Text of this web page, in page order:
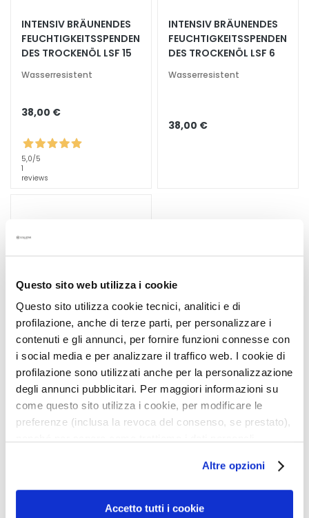
Questo sito web utilizza i cookie
Questo sito utilizza cookie tecnici, analitici e di
profilazione, anche di terze parti, per personalizzare i
contenuti e gli annunci, per fornire funzioni connesse con
i social media e per analizzare il traffico web. I cookie di
profilazione sono utilizzati anche per la personalizzazione
degli annunci pubblicitari. Per maggiori informazioni su
come questo sito utilizza i cookie, per modificare le
preferenze (inclusa la revoca del consenso, se prestato),
l’informativa cookie completa e l’informativa privacy
disponibiliqui. Le ricordiamo che, qualora clicchi su
“Utilizza solo i cookie necessari”, non sarà installato
Altre opzioni
Accetto tutti i cookie
z
i
a
l
e
a
n
d
l
g
G
e
s
i
c
h
t
s
r
INTENSIV BRÄUNENDES
FEUCHTIGKEITSSPENDEN
DES TROCKENÖL LSF 15
Wasserresistent
38,00 €
5,0/5
1
reviews
INTENSIV BRÄUNENDES
FEUCHTIGKEITSSPENDEN
DES TROCKENÖL LSF 6
Wasserresistent
38,00 €
INTENSIV BRÄUNENDES
FEUCHTIGKEITSSPENDEN
DES TROCKENÖL LSF 30
Gesicht und Körper - water